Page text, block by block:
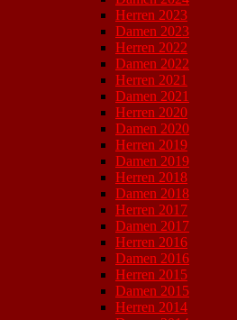
Herren 2023
Damen 2023
Herren 2022
Damen 2022
Herren 2021
Damen 2021
Herren 2020
Damen 2020
Herren 2019
Damen 2019
Herren 2018
Damen 2018
Herren 2017
Damen 2017
Herren 2016
Damen 2016
Herren 2015
Damen 2015
Herren 2014